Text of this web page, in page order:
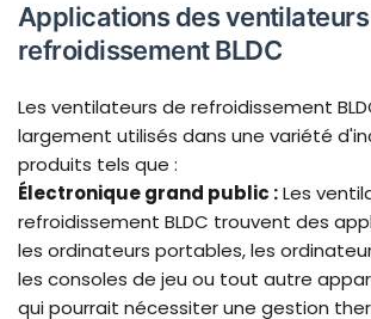
Applications des
refroidissement BLDC
Les ventilateurs de refroidissement
largement utilisés dans une variété
produits tels que :
Électronique grand public :Les
refroidissement BLDC trouvent des
les ordinateurs portables, les
les consoles de jeu ou tout autre
qui pourrait nécessiter une gestion